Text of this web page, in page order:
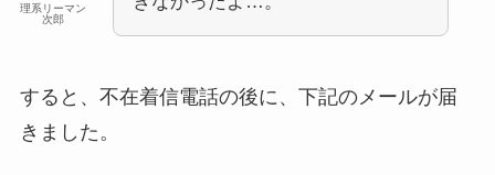
理系リーマン
次郎
すると、不在着信電話の後に、下記のメールが届
きました。